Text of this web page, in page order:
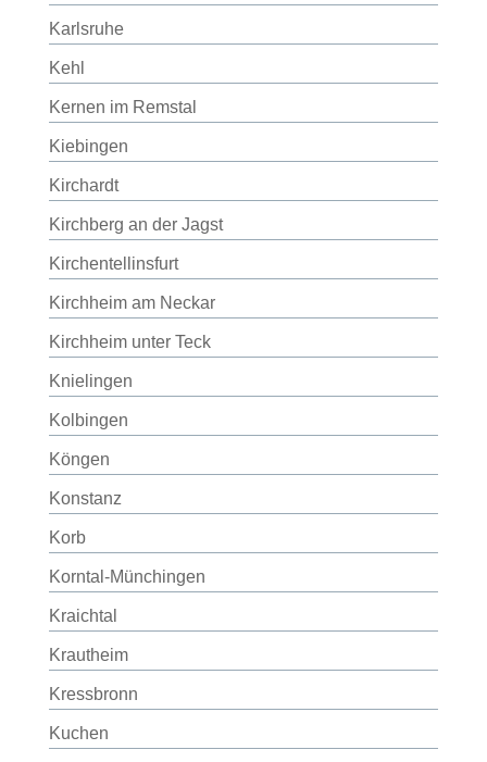
Karlsruhe
Kehl
Kernen im Remstal
Kiebingen
Kirchardt
Kirchberg an der Jagst
Kirchentellinsfurt
Kirchheim am Neckar
Kirchheim unter Teck
Knielingen
Kolbingen
Köngen
Konstanz
Korb
Korntal-Münchingen
Kraichtal
Krautheim
Kressbronn
Kuchen